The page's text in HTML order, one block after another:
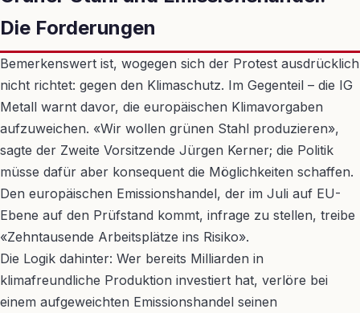
Die Forderungen
Bemerkenswert ist, wogegen sich der Protest ausdrücklich
nicht richtet: gegen den Klimaschutz. Im Gegenteil – die IG
Metall warnt davor, die europäischen Klimavorgaben
aufzuweichen. «Wir wollen grünen Stahl produzieren»,
sagte der Zweite Vorsitzende Jürgen Kerner; die Politik
müsse dafür aber konsequent die Möglichkeiten schaffen.
Den europäischen Emissionshandel, der im Juli auf EU-
Ebene auf den Prüfstand kommt, infrage zu stellen, treibe
«Zehntausende Arbeitsplätze ins Risiko».
Die Logik dahinter: Wer bereits Milliarden in
klimafreundliche Produktion investiert hat, verlöre bei
einem aufgeweichten Emissionshandel seinen